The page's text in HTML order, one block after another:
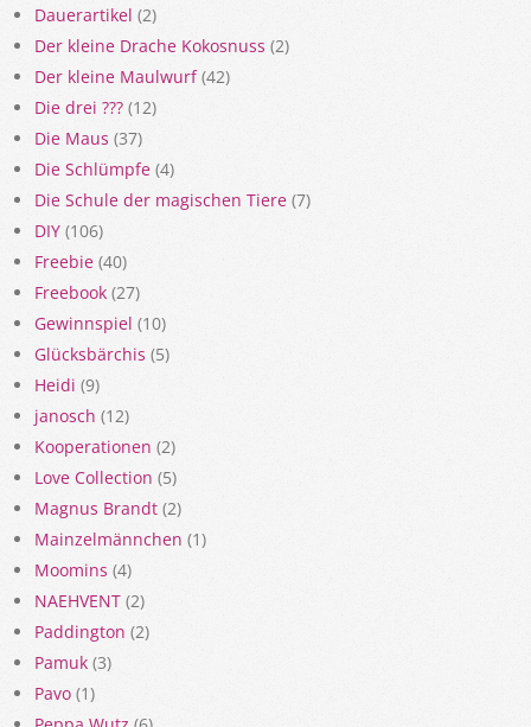
Dauerartikel (2)
Der kleine Drache Kokosnuss (2)
Der kleine Maulwurf(42)
Die drei ??? (12)
Die Maus (37)
Die Schlümpfe (4)
Die Schule der magischen Tiere (7)
DIY (106)
Freebie (40)
Freebook (27)
Gewinnspiel (10)
Glücksbärchis (5)
Heidi (9)
janosch (12)
Kooperationen (2)
Love Collection (5)
Magnus Brandt (2)
Mainzelmännchen (1)
Moomins (4)
NAEHVENT (2)
Paddington (2)
Pamuk (3)
Pavo (1)